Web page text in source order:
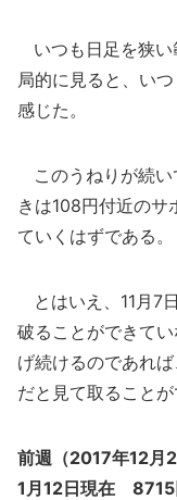
いつも日足を狭い
局的に見ると、い
感じた。
このうねりが続い
きは108円付近のサ
ていくはずである。
とはいえ、11月7
破ることができて
げ続けるのであれ
だと見て取ることが
前週（2017年12月
1月12日現在 8715